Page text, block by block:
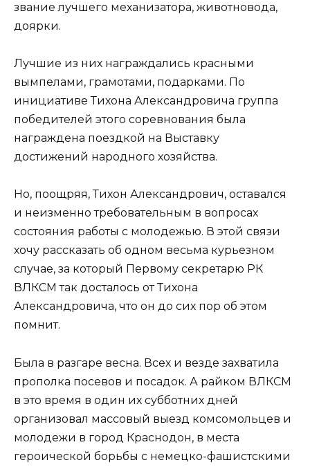
звание лучшего механизатора, животновода,
доярки.
Лучшие из них награждались красными
вымпелами, грамотами, подарками. По
инициативе Тихона Александровича группа
победителей этого соревнования была
награждена поездкой на Выставку
достижений народного хозяйства.
Но, поощряя, Тихон Александрович, оставался
и неизменно требовательным в вопросах
состояния работы с молодежью. В этой связи
хочу рассказать об одном весьма курьезном
случае, за который Первому секретарю РК
ВЛКСМ так досталось от Тихона
Александровича, что он до сих пор об этом
помнит.
Была в разгаре весна. Всех и везде захватила
прополка посевов и посадок. А райком ВЛКСМ
в это время в один их субботних дней
организовал массовый выезд комсомольцев и
молодежи в город Краснодон, в места
героической борьбы с немецко-фашистскими